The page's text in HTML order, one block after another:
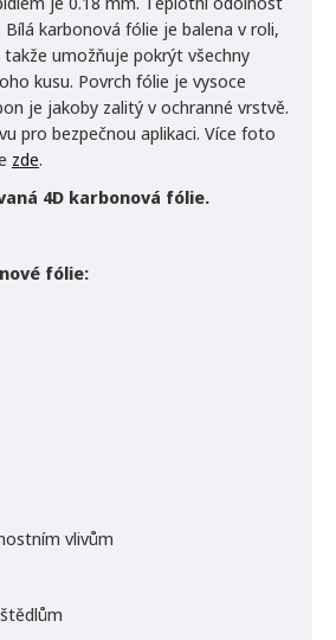
Bílá karbonová fólie je balena v roli,
umožňuje pokrýt všechny
kusu. Povrch fólie je vysoce
je jakoby zalitý v ochranné vrstvě.
pro bezpečnou aplikaci. Více foto
zde.
4D karbonová fólie.
fólie:
vlivům